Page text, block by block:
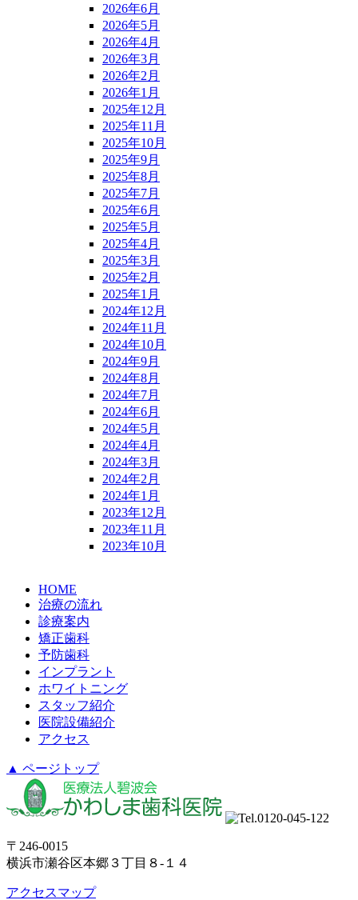
2026年6月
2026年5月
2026年4月
2026年3月
2026年2月
2026年1月
2025年12月
2025年11月
2025年10月
2025年9月
2025年8月
2025年7月
2025年6月
2025年5月
2025年4月
2025年3月
2025年2月
2025年1月
2024年12月
2024年11月
2024年10月
2024年9月
2024年8月
2024年7月
2024年6月
2024年5月
2024年4月
2024年3月
2024年2月
2024年1月
2023年12月
2023年11月
2023年10月
HOME
治療の流れ
診療案内
矯正歯科
予防歯科
インプラント
ホワイトニング
スタッフ紹介
医院設備紹介
アクセス
▲ ページトップ
〒246-0015
横浜市瀬谷区本郷３丁目８-１４
アクセスマップ